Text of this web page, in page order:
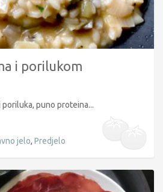
i porilukom
puno proteina...
jelo, Predjelo